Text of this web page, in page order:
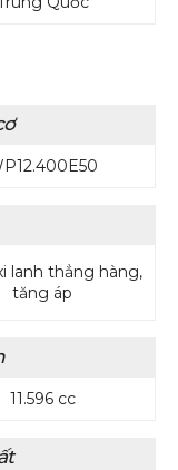
lanh thẳng hàng,
tăng áp
11.596 cc